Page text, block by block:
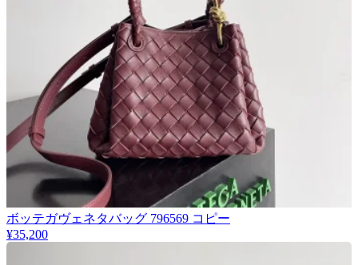
ボッテガヴェネタバッグ 796569 コピー
¥35,200